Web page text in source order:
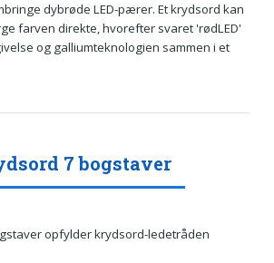
dybrøde LED-pærer. Et krydsord kan
farven direkte, hvorefter svaret 'rødLED'
og galliumteknologien sammen i et
7 bogstaver
opfylder krydsord-ledetråden